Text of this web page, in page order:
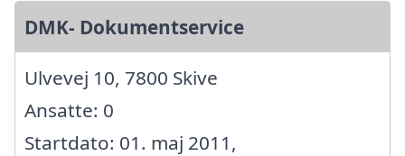
DMK- Dokumentservice
Ulvevej 10, 7800 Skive
Ansatte: 0
Startdato: 01. maj 2011,